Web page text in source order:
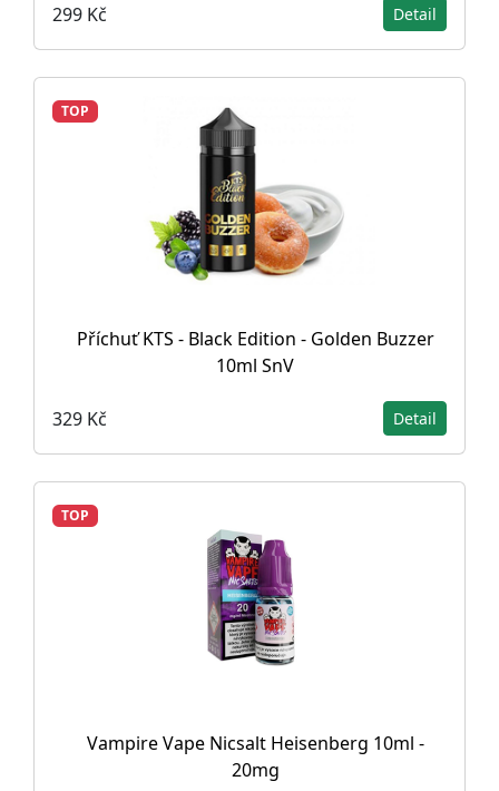
299 Kč Detail
TOP
Příchuť KTS - Black Edition - Golden Buzzer
10ml SnV
329 Kč Detail
TOP
Vampire Vape Nicsalt Heisenberg 10ml -
20mg